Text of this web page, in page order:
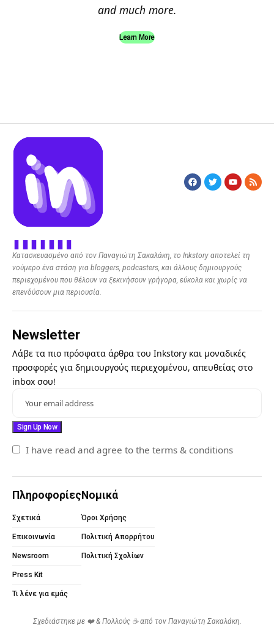
and much more.
Learn More
Κατασκευασμένο από τον Παναγιώτη Σακαλάκη, το Inkstory αποτελεί τη
νούμερο ένα στάση για bloggers, podcasters, και άλλους δημιουργούς
περιεχομένου που θέλουν να ξεκινήσουν γρήγορα, εύκολα και χωρίς να
επενδύσουν μια περιουσία.
Newsletter
Λάβε τα πιο πρόσφατα άρθρα του Inkstory και μοναδικές
προσφορές για δημιουργούς περιεχομένου, απευθείας στο
inbox σου!
I have read and agree to the terms & conditions
Πληροφορίες
Σχετικά
Επικοινωνία
Newsroom
Press Kit
Τι λένε για εμάς
Νομικά
Όροι Χρήσης
Πολιτική Απορρήτου
Πολιτική Σχολίων
Σχεδιάστηκε με ❤️ & Πολλούς ☕ από τον Παναγιώτη Σακαλάκη